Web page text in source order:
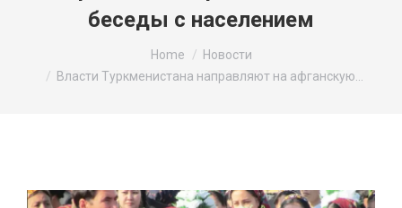
беседы с населением
Home
Новости
Власти Туркменистана направляют на афганскую…